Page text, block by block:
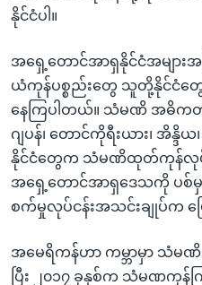
နိုင်ငံပါ။
အရှေ့တောင်အာရှနိုင်ငံအမျာ
ယံကုန်ပစ္စည်းတွေ သူတို့နိုင်ငံတွ
နေကြပါတယ်။ သံမဏိ အဓိက
ဂျပန်၊ တောင်ကိုရီးယား၊ အိ
နိုင်ငံတွေက သံမဏိထုတ်ကုန်လုပ်
အရှေ့တောင်အာရှဒေသကို ပ
စက်မှုလုပ်ငန်းအသင်းချုပ်က ပြ
အမေရိကန်ဟာ ကမ္ဘာမှာ သံမဏိ
ပြီး ၂၀၁၇ ခုနှစ်က သံမဏကုန်